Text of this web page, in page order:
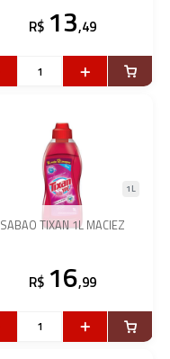
R$ 13,49
SABAO TIXAN 1L MACIEZ
1L
R$ 16,99